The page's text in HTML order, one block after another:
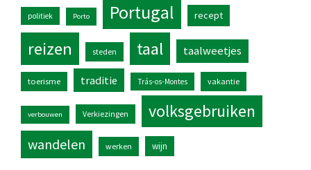
politiek Porto Portugal recept
reizen steden taal taalweetjes
toerisme traditie Trás-os-Montes vakantie
verbouwen Verkiezingen volksgebruiken
wandelen werken wijn